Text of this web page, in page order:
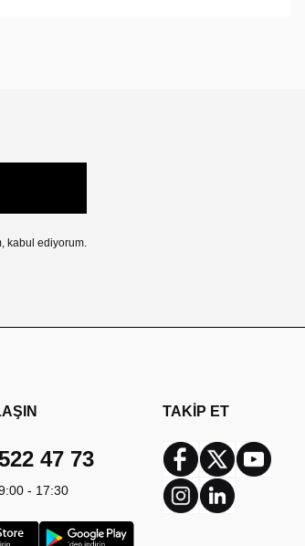
kabul ediyorum.
47 73
- 17:30
TAKİP ET
Facebook
Twitter
InstagramLinkedin